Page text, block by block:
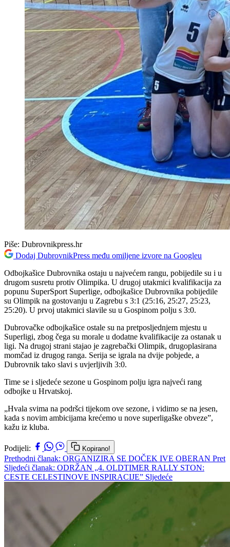
Piše: Dubrovnikpress.hr
Dodaj DubrovnikPress među omiljene izvore na Googleu
Odbojkašice Dubrovnika ostaju u najvećem rangu, pobijedile su i u
drugom susretu protiv Olimpika. U drugoj utakmici kvalifikacija za
popunu SuperSport Superlige, odbojkašice Dubrovnika pobijedile
su Olimpik na gostovanju u Zagrebu s 3:1 (25:16, 25:27, 25:23,
25:20). U prvoj utakmici slavile su u Gospinom polju s 3:0.
Dubrovačke odbojkašice ostale su na pretposljednjem mjestu u
Superligi, zbog čega su morale u dodatne kvalifikacije za ostanak u
ligi. Na drugoj strani stajao je zagrebački Olimpik, drugoplasirana
momčad iz drugog ranga. Serija se igrala na dvije pobjede, a
Dubrovnik tako slavi s uvjerljivih 3:0.
Time se i sljedeće sezone u Gospinom polju igra najveći rang
odbojke u Hrvatskoj.
„Hvala svima na podršci tijekom ove sezone, i vidimo se na jesen,
kada s novim ambicijama krećemo u nove superligaške obveze”,
kažu iz kluba.
Podijeli: Kopirano!
Prethodni članak: ORGANIZIRA SE DOČEK IVE OBERAN Pret
Sljedeći članak: ODRŽAN „4. OLDTIMER RALLY STON:
CESTE CELESTINOVE INSPIRACIJE” Sljedeće